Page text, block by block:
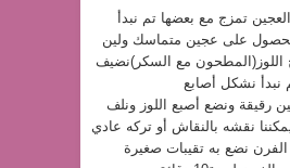
تمزج مع بعضها تم نبدأ
على عجين متماسك ولين
اللوز(المطحون مع السكر)نضيف
نبدأ نشكل أصابع
رقيقة ونضع أصبع اللوز ونلف
نقشه بالنقاش أو تركه عادي
نضع به تقيبات صغيرة